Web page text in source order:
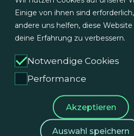
Software für die schnelle
nTop wird
weltweit in den
Industrie, Medizin und
den Designprozess,
werden können. nTop fügt
in bestehende Design-,
es einfacher wird,
schneller als je zuvor
Einige von ihnen sind
andere uns helfen, diese
deine Erfahrung zu verbessern.
Notwendige Cookies
Performance
Akzeptieren
Auswahl speichern